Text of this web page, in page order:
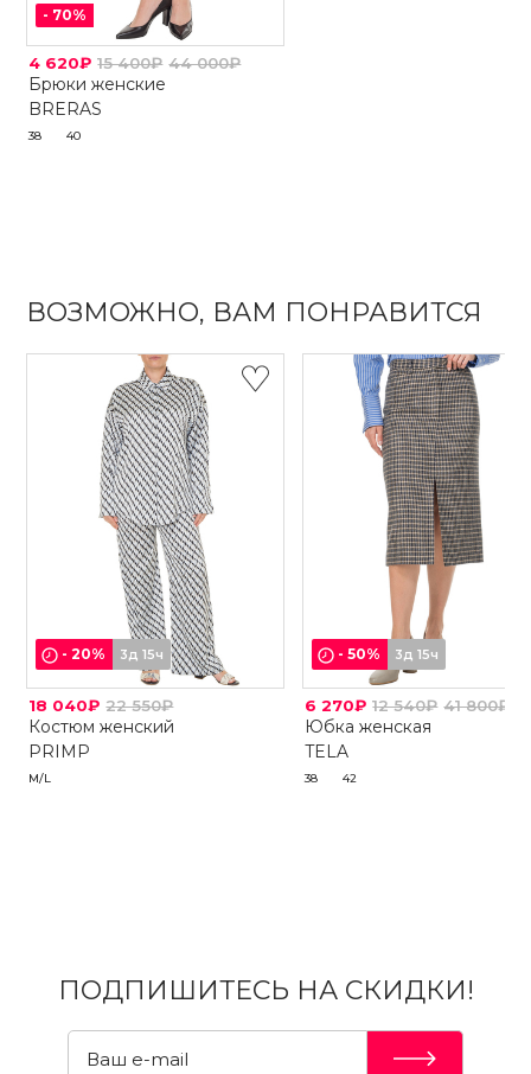
- 70%
4 620₽ 15 400₽ 44 000₽
Брюки женские
BRERAS
38 40
ВОЗМОЖНО, ВАМ ПОНРАВИТСЯ
-20% 3д 15ч
18 040₽ 22 550₽
Костюм женский
PRIMP
M/L
-50% 3д 15ч
6 270₽ 12 540₽ 41 800₽
Юбка женская
TELA
38 42
ПОДПИШИТЕСЬ НА СКИДКИ!